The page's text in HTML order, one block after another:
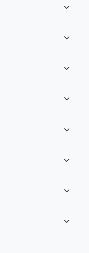
expand_more
expand_more
expand_more
expand_more
expand_more
expand_more
expand_more
expand_more